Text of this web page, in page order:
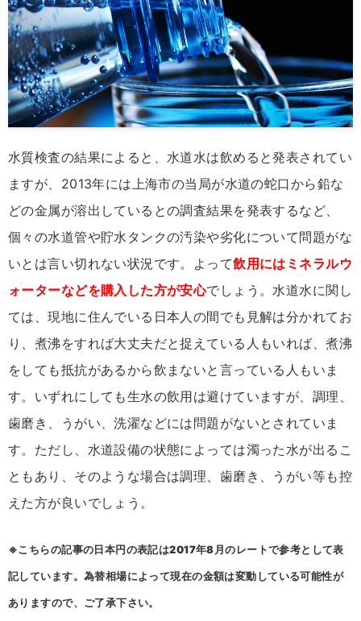
水質検査の結果によると、水道水は飲めると発表されてい
ますが、2013年には上海市の当局が水道の蛇口から鉛な
どの金属が溶出しているとの調査結果を発表するなど、
個々の水道管や貯水タンクの汚染や劣化について問題がな
いとは言い切れない状況です。よって飲用にはミネラルウ
ォーターなどを購入した方が安心でしょう。水道水に関し
ては、現地に住んでいる日本人の間でも見解は分かれてお
り、煮沸をすれば大丈夫だと捉えている人もいれば、煮沸
をしても抵抗があるから飲まないと言っている人もいま
す。いずれにしても生水の飲用は避けていますが、調理、
歯磨き、うがい、洗濯などには問題がないとされていま
す。ただし、水道設備の状態によっては濁った水が出るこ
ともあり、そのような場合は調理、歯磨き、うがい等も控
えた方が良いでしょう。
※こちらの記事の日本円の表記は2017年8月のレートで参考として表
記しています。為替相場によって現在の金額は変動している可能性が
ありますので、ご了承下さい。